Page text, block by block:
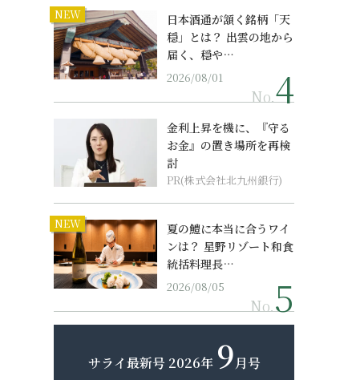
NEW
日本酒通が頷く銘柄「天
穏」とは？ 出雲の地から
届く、穏や…
2026/08/01
No.
金利上昇を機に、『守る
お金』の置き場所を再検
討
PR(株式会社北九州銀行)
NEW
夏の鱧に本当に合うワイ
ンは？ 星野リゾート和食
統括料理長…
2026/08/05
No.
サライ最新号 2026年 9月号